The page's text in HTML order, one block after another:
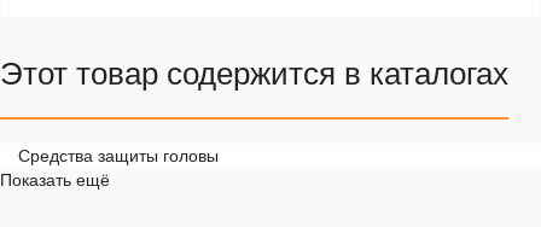
Этот товар содержится в каталогах
Средства защиты головы
Показать ещё